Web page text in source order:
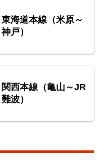
の保線基地
東海道本線（米原～
神戸）
関西本線（亀山～JR
難波）